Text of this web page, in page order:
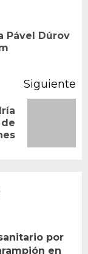
Pável Dúrov
Siguiente
por
en